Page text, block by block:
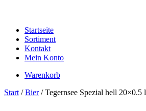
Startseite
Sortiment
Kontakt
Mein Konto
Warenkorb
Start /Bier/ Tegernsee Spezial hell 20×0.5 l